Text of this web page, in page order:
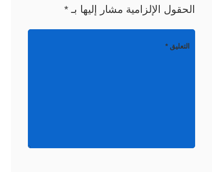
الحقول الإلزامية مشار إليها بـ *
التعليق*